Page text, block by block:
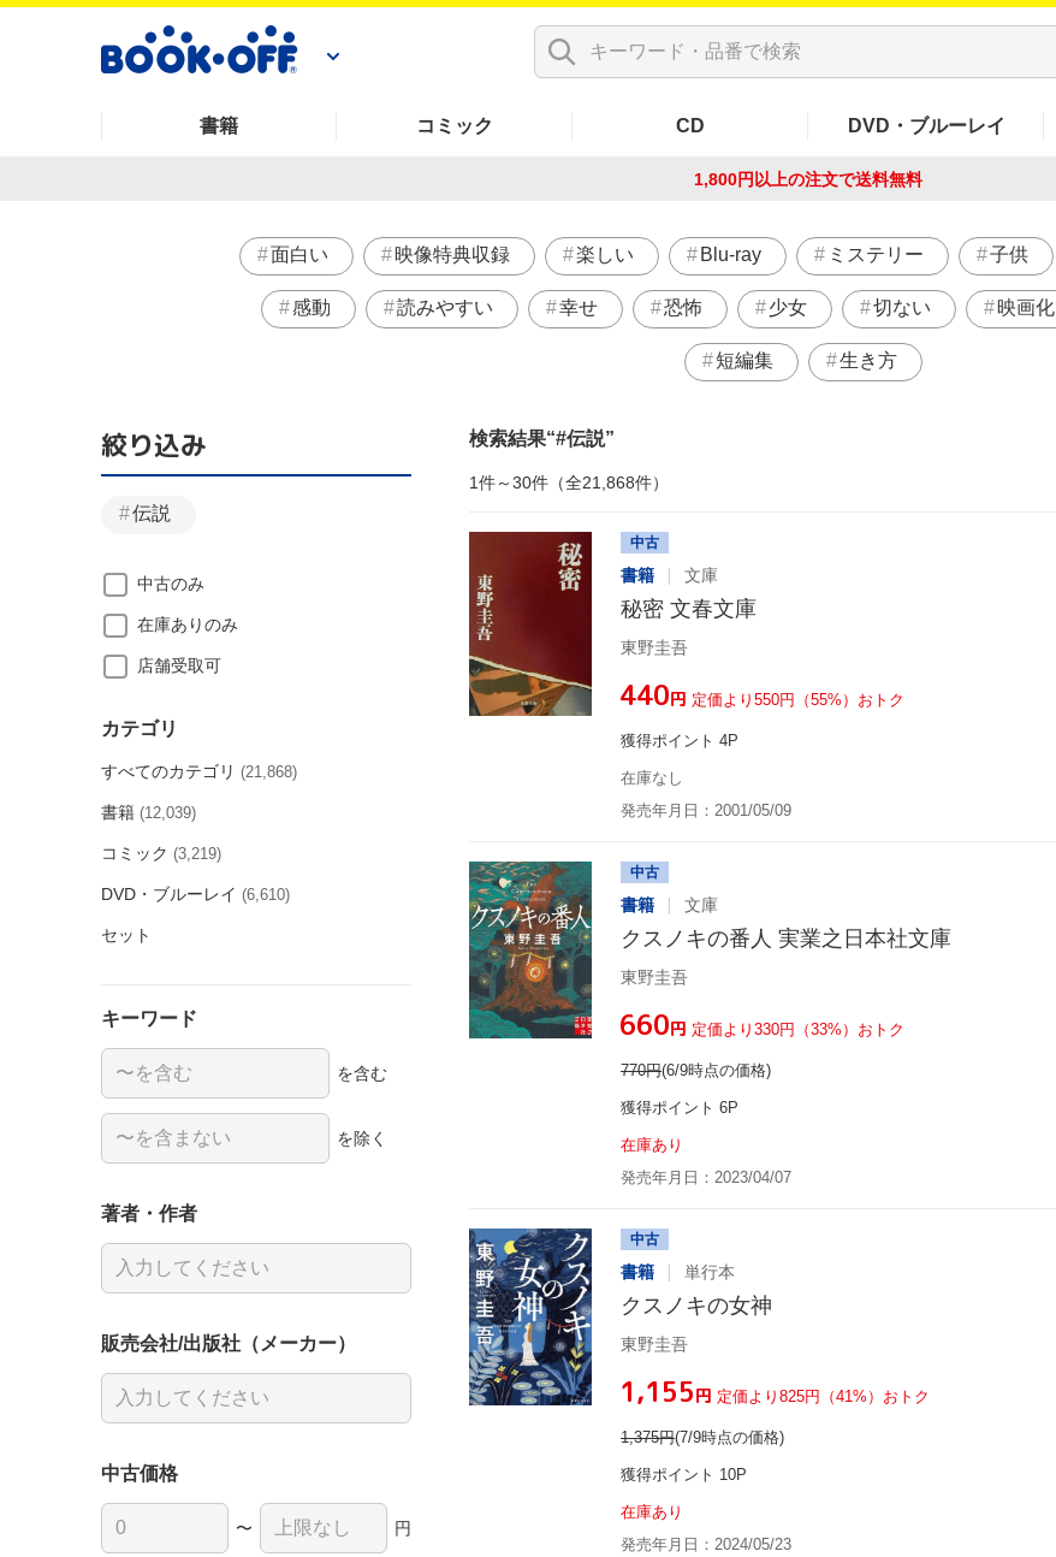
書籍 コミック CD DVD・ブルーレイ
1,800円以上の注文で送料無料
面白い 映像特典収録 楽しい Blu-ray ミステリー 子供
感動 読みやすい 幸せ 恐怖 少女 切ない 映画化
短編集 生き方
検索結果 #伝説
1件～30件（全21,868件）
中古
書籍 文庫
秘密 文春文庫
東野圭吾
¥440円 定価より550円（55%）おトク
獲得ポイント 4P
在庫なし
発売年月日：2001/05/09
中古
書籍 文庫
クスノキの番人 実業之日本社文庫
東野圭吾
¥660円 定価より330円（33%）おトク
770円(6/9時点の価格)
獲得ポイント 6P
在庫あり
発売年月日：2023/04/07
中古
書籍 単行本
クスノキの女神
東野圭吾
¥1,155円 定価より825円（41%）おトク
1,375円(7/9時点の価格)
獲得ポイント 10P
在庫あり
発売年月日：2024/05/23
絞り込み
伝説
中古のみ
在庫ありのみ
店舗受取可
カテゴリ
すべてのカテゴリ (21,868)
書籍 (12,039)
コミック (3,219)
DVD・ブルーレイ (6,610)
セット
キーワード
を含む
を除く
著者・作者
販売会社/出版社（メーカー）
中古価格
〜 円